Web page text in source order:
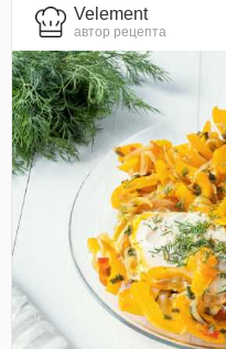
Velement
автор рецепта